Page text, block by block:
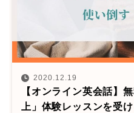
2020.12.19
【オンライン英会話】
上」体験レッスンを受